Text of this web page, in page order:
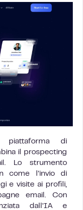
di
il prospecting
Lo strumento
come l’invio di
e visite ai profili,
email. Con
dall’IA e